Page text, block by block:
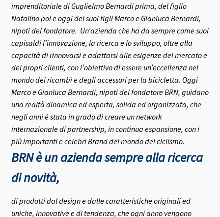
imprenditoriale di Guglielmo Bernardi prima, del figlio
Natalino poi e oggi dei suoi figli Marco e Gianluca Bernardi,
nipoti del fondatore. Un’azienda che ha da sempre come suoi
capisaldi l’innovazione, la ricerca e lo sviluppo, oltre alla
capacità di rinnovarsi e adattarsi alle esigenze del mercato e
dei propri clienti, con l’obiettivo di essere un’eccellenza nel
mondo dei ricambi e degli accessori per la bicicletta. Oggi
Marco e Gianluca Bernardi, nipoti del fondatore BRN, guidano
una realtà dinamica ed esperta, solida ed organizzata, che
negli anni è stata in grado di creare un network
internazionale di partnership, in continua espansione, con i
più importanti e celebri Brand del mondo del ciclismo.
BRN è un azienda sempre alla ricerca
di novità,
di prodotti dal design e dalle caratteristiche originali ed
uniche, innovative e di tendenza, che ogni anno vengono